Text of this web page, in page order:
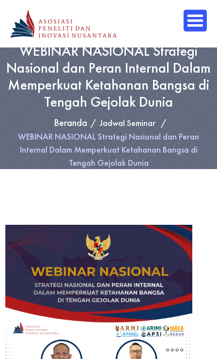
WEBINAR NASIONAL Strategi
Nasional dan Peran Internal Dalam
Memperkuat Ketahanan Bangsa di
Tengah Gejolak Dunia
Beranda
Jadwal Seminar
WEBINAR NASIONAL Strategi Nasional dan Peran
Internal Dalam Memperkuat Ketahanan Bangsa di
Tengah Gejolak Dunia